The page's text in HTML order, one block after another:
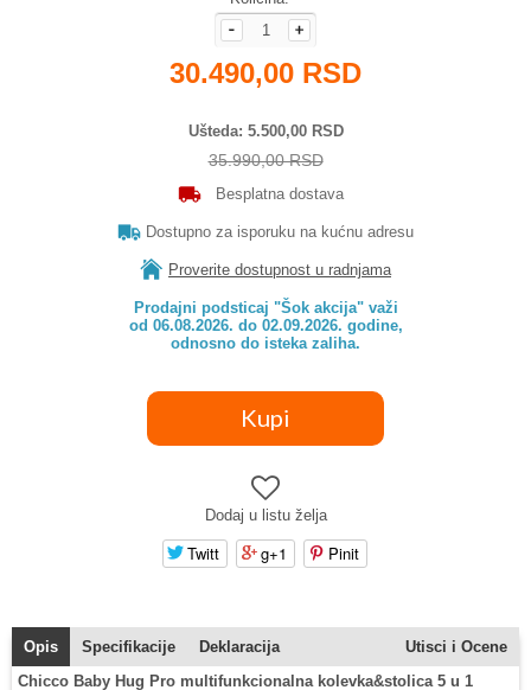
30.490,00 RSD
Ušteda 5.500,00 RSD
35.990,00 RSD
Besplatna dostava
Dostupno za isporuku na kućnu adresu
Proverite dostupnost u radnjama
Prodajni podsticaj "Šok akcija" važi
od 06.08.2026. do 02.09.2026. godine,
odnosno do isteka zaliha.
Dodaj u listu želja
Twitt g+1 Pinit
Opis Specifikacije Deklaracija
Utisci i Ocene
Chicco Baby Hug Pro multifunkcionalna kolevka&stolica 5 u 1